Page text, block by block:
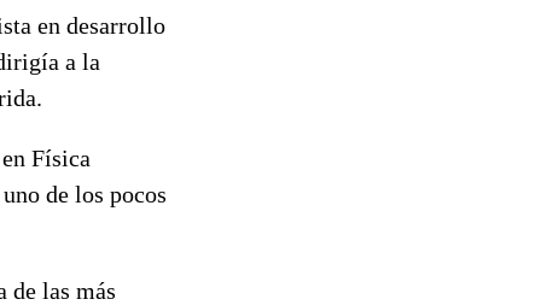
en desarrollo
a la
Física
de los pocos
de las más